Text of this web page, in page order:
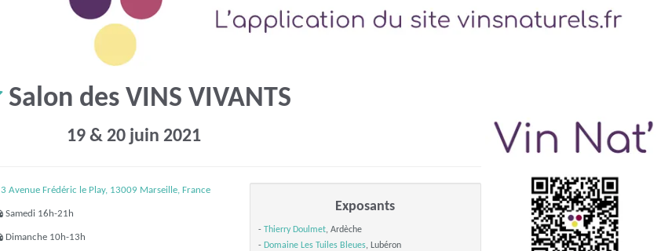
Salon des VINS VIVANTS
19 & 20 juin 2021
3 Avenue Frédéric le Play, 13009 Marseille, France
Samedi 16h-21h
Dimanche 10h-13h
Exposants
- Thierry Doulmet, Ardèche
- Domaine Les Tuiles Bleues, Lubéron